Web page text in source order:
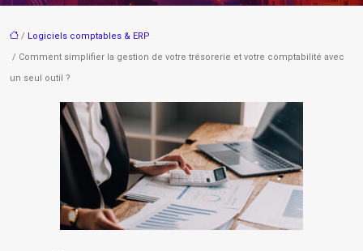
/ Logiciels comptables & ERP
/ Comment simplifier la gestion de votre trésorerie et votre comptabilité avec
un seul outil ?